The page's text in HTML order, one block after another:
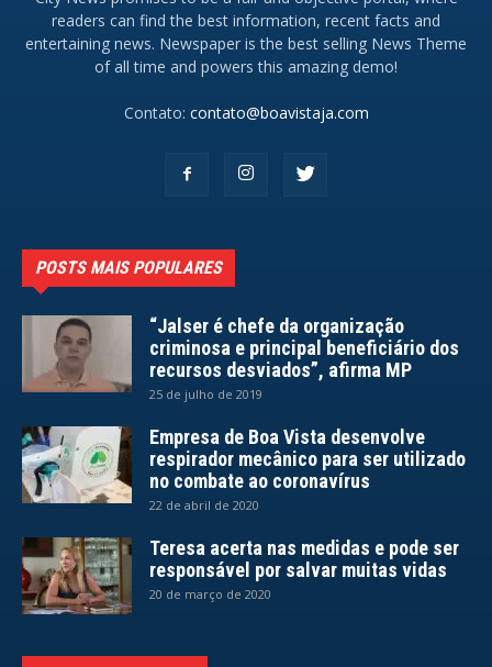
readers can find the best information, recent facts and
entertaining news. Newspaper is the best selling News Theme
of all time and powers this amazing demo!
Contato: contato@boavistaja.com
POSTS MAIS POPULARES
“Jalser é chefe da organização
criminosa e principal beneficiário dos
recursos desviados”, afirma MP
25 de julho de 2019
Empresa de Boa Vista desenvolve
respirador mecânico para ser utilizado
no combate ao coronavírus
22 de abril de 2020
Teresa acerta nas medidas e pode ser
responsável por salvar muitas vidas
20 de março de 2020